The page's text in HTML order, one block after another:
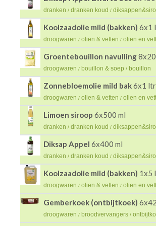
dranken / dranken koud /
Koolzaadolie mild (bakken) 6x1
droogwaren / olien & vetten / olien en
Groentebouillon navulling
droogwaren / bouillon & soep / bouillon
Zonnebloemolie mild bak6x1 ltr
droogwaren / olien & vetten / olien en
Limoen siroop 6x500 ml
dranken / dranken koud /
Diksap Appel 6x400 ml
dranken / dranken koud /
Koolzaadolie mild (bakken) 1x5
droogwaren / olien & vetten / olien en
Gemberkoek (ontbijtkoek)
droogwaren / broodvervangers /